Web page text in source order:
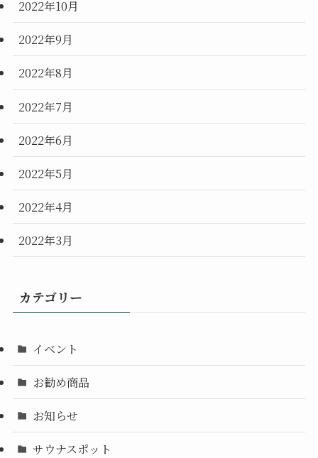
2022年10月
2022年9月
2022年8月
2022年7月
2022年6月
2022年5月
2022年4月
2022年3月
カテゴリー
イベント
お勧め商品
お知らせ
サウナスポット